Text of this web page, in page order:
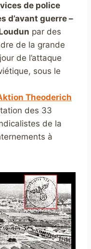
de police
d’avant guerre –
par des
de la grande
de l’attaque
sous le
Theoderich
des 33
de la
à